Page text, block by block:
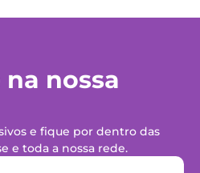
nossa
e fique por dentro das
e toda a nossa rede.